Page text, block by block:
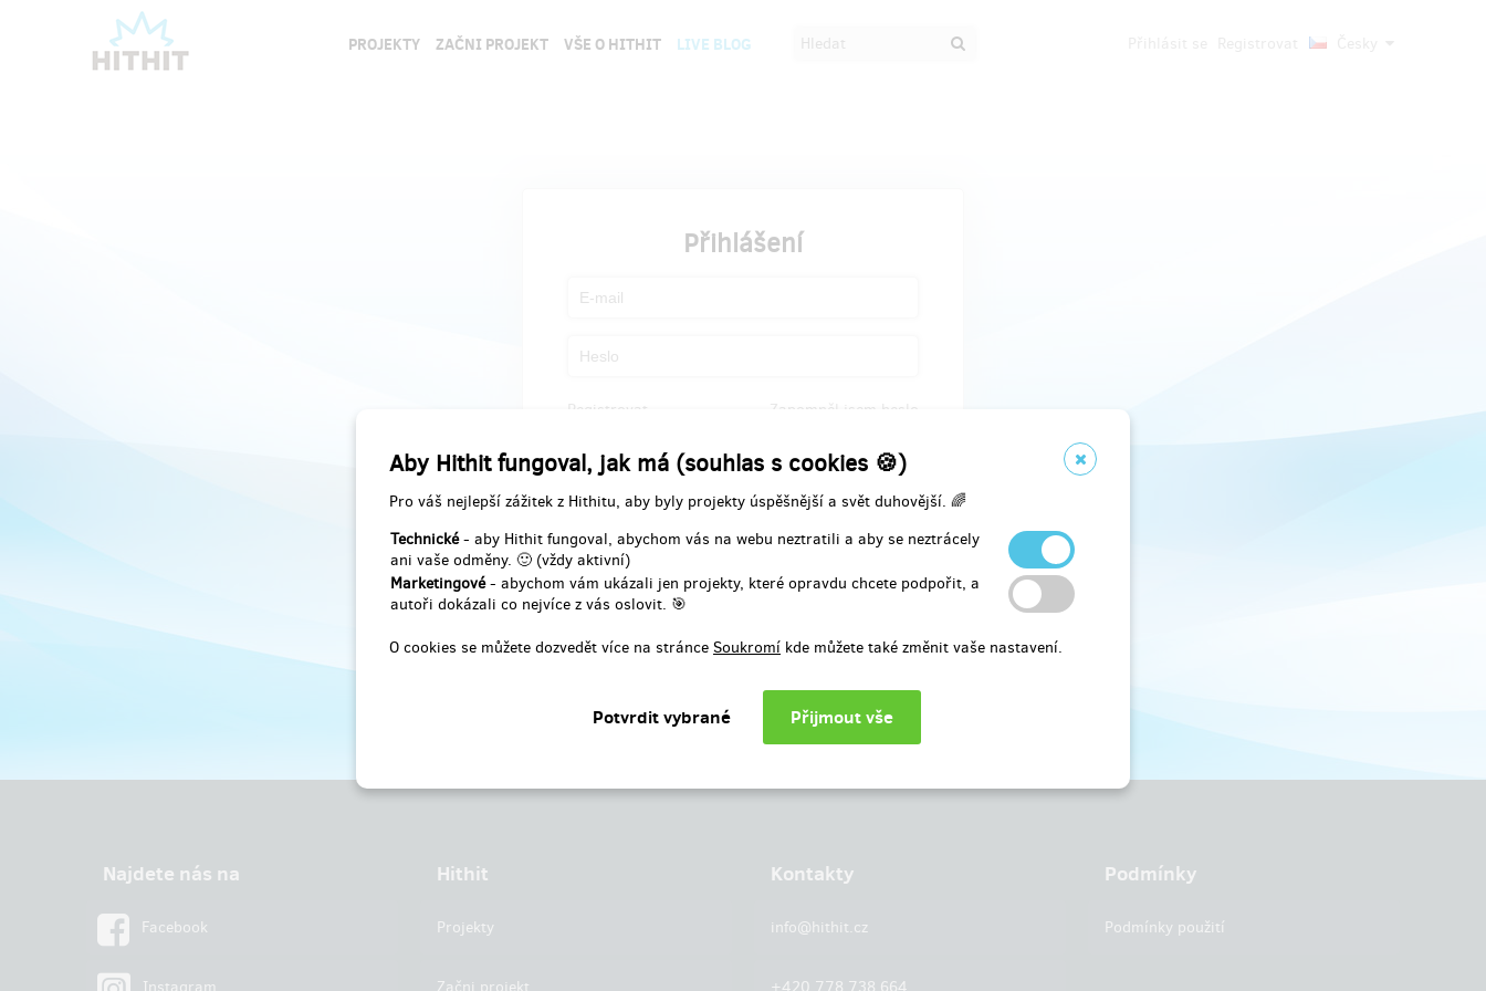
Aby Hithit fungoval, jak má (souhlas s cookies 🍪)
Pro váš nejlepší zážitek z Hithitu, aby byly projekty úspěšnější a svět duhovější. 🌈
Technické- aby Hithit fungoval, abychom vás na webu neztratili a aby se neztrácely
ani vaše odměny. 🙂 (vždy aktivní)
Marketingové- abychom vám ukázali jen projekty, které opravdu chcete podpořit, a
autoři dokázali co nejvíce z vás oslovit. 🎯
O cookies se můžete dozvedět více na stránce Soukromí kde můžete také změnit vaše nastavení.
PROJEKTY ZAČNI PROJEKT VŠE O HITHIT LIVE BLOG
Přihlášení
Registrovat Zapomněl jsem heslo
Najdete nás na
Facebook
Hithit
Projekty
Kontakty
info@hithit.cz
Podmínky
Podmínky použití